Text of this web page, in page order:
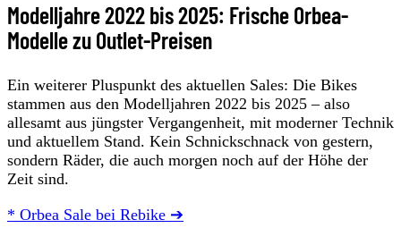
Modelljahre 2022 bis 2025: Frische Orbea-
Modelle zu Outlet-Preisen
Ein weiterer Pluspunkt des aktuellen Sales: Die Bikes
stammen aus den Modelljahren 2022 bis 2025 – also
allesamt aus jüngster Vergangenheit, mit moderner Technik
und aktuellem Stand. Kein Schnickschnack von gestern,
sondern Räder, die auch morgen noch auf der Höhe der
Zeit sind.
* Orbea Sale bei Rebike ➔